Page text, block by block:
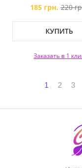
185 грн. 220
КУПИТЬ
Заказать в 1
1 2 3